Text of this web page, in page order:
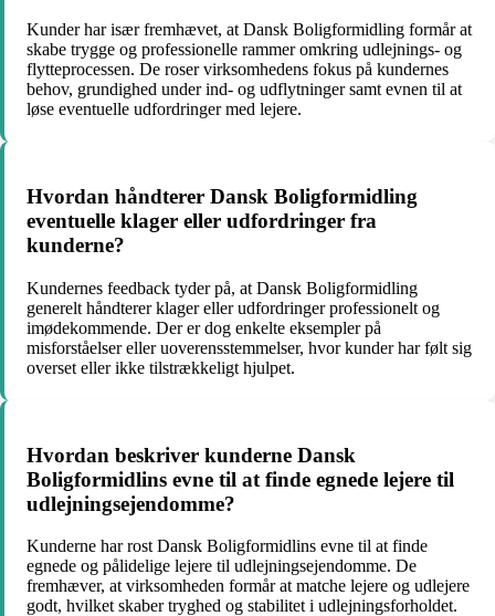
Kunder har især fremhævet, at Dansk Boligformidling formår at
skabe trygge og professionelle rammer omkring udlejnings- og
flytteprocessen. De roser virksomhedens fokus på kundernes
behov, grundighed under ind- og udflytninger samt evnen til at
løse eventuelle udfordringer med lejere.
Hvordan håndterer Dansk Boligformidling
eventuelle klager eller udfordringer fra
kunderne?
Kundernes feedback tyder på, at Dansk Boligformidling
generelt håndterer klager eller udfordringer professionelt og
imødekommende. Der er dog enkelte eksempler på
misforståelser eller uoverensstemmelser, hvor kunder har følt sig
overset eller ikke tilstrækkeligt hjulpet.
Hvordan beskriver kunderne Dansk
Boligformidlins evne til at finde egnede lejere til
udlejningsejendomme?
Kunderne har rost Dansk Boligformidlins evne til at finde
egnede og pålidelige lejere til udlejningsejendomme. De
fremhæver, at virksomheden formår at matche lejere og udlejere
godt, hvilket skaber tryghed og stabilitet i udlejningsforholdet.